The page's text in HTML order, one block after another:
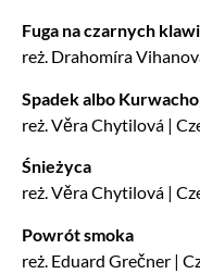
Fuga na czarnych
reż. Drahomíra
Spadek albo
reż. Věra Chytilová |
Śnieżyca
reż. Věra Chytilová |
Powrót smoka
reż. Eduard Grečner |